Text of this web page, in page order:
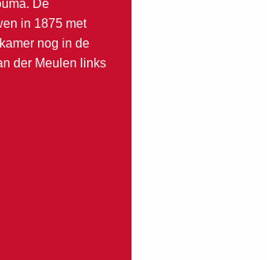
De
in 1875 met
nog in de
der Meulen links